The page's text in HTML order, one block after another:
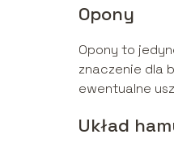
Opony
Opony to
znaczenie dla
ewentualne
Układ